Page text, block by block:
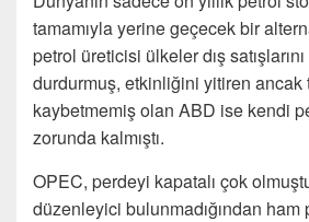
tamamıyla yerine geçecek bir
petrol üreticisi ülkeler dış
durdurmuş, etkinliğini yitiren ancak
kaybetmemiş olan ABD ise kendi
zorunda kalmıştı.
OPEC, perdeyi kapatalı çok
düzenleyici bulunmadığından ham